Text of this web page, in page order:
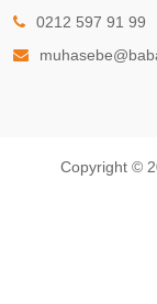
0212 597 91 99
Copyright ©